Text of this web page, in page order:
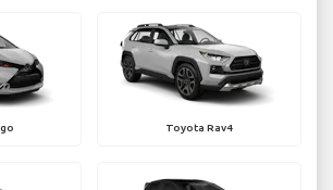
Toyota Rav4